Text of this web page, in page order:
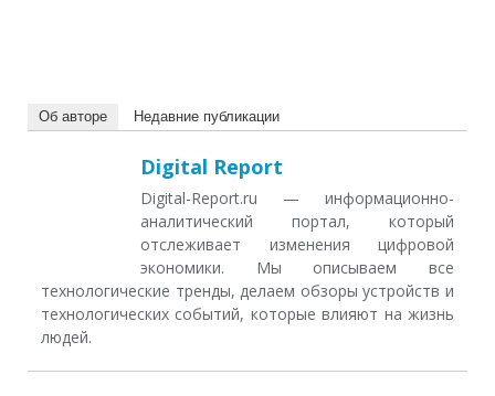
Об авторе Недавние публикации
Digital Report
Digital-Report.ru — информационно-
аналитический портал, который
отслеживает изменения цифровой
экономики. Мы описываем все
технологические тренды, делаем обзоры устройств и
технологических событий, которые влияют на жизнь
людей.